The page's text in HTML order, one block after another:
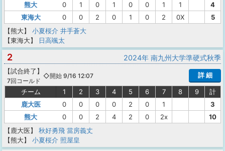
熊大
0 1 0 1 0 0 1 1
4
東海大
0 0 2 0 1 0 2 0X
5
【熊大】
小夏桜介 井手蒼大
【東海大】
日高颯太
2 2024年 南九州大学準硬式秋季
【試合終了 】
7回コールド
◇開始 9/16 12:07 詳 細
チーム 1 2 3 4 5 6 7 8 9
計
鹿大医
0 0 0 0 2 0 1
3
熊大
0 0 2 4 2 0 2x
10
【鹿大医】
秋好勇飛 當房義丈
【熊大】
小夏桜介 照屋皇